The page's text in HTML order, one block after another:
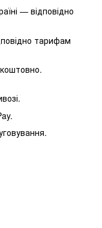
— відповідно
тарифам